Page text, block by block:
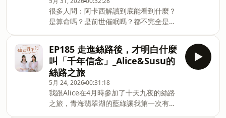
使」。祂不是人、也不是神，是介於兩者
之間的存在，像一座橋，連結人與更高的
世界。• 亞述文明（西元前 900 年）——
留下的石雕裡，出現了經典的「人身＋背
後翅膀」形象，代表一種守護的力量，看
守國土、守護人民。• 波斯文明（西
林。老師帶著幾位精油大師班的學生，加
上對香氛、對美食有興趣的夥伴，一行十
九個人，從馬賽進、往里昂走。這個行程
其實一年前就在策劃了，當時在精油問香
課程裡，大家起鬨請旅居法國的kay，幫
忙規劃「一個一年後的香氛旅行吧」，沒
想到一轉眼，去了、也回來了。😆🌬️ 在法
國，精油不是高大上，是日常國禎老師
2019 年就到法國學精油，這次異地重
遊，整個人親切到不行。他說，南法、甚
至整個法國，處處都是植物的香氣：• 絲
很多人問：阿卡西解讀到底能看到什麼？
是算命嗎？是前世催眠嗎？都不完全是，
這一世為什麼是這樣的人、為什麼跟某些
人糾纏不清、為什麼有某些揮之不去的恐
懼或執念，裡面幾乎都有答案。這集我們
以四個真實案例跟大家分享，每一個都讓
我印象非常深刻。你可能在其中某個人身
上，看到一點點自己。🐚 案例一：希臘女
神 Rebecca——他不是控制你，他只是怕
EP185 走進絲路後，才明白什麼
叫「千年信念」_Alice&Susu的
絲路之旅
5月 24, 202600:31:18
我跟Alice在4月時參加了十天九夜的絲路
之旅，青海翡翠湖的藍綠讓我第一次有人